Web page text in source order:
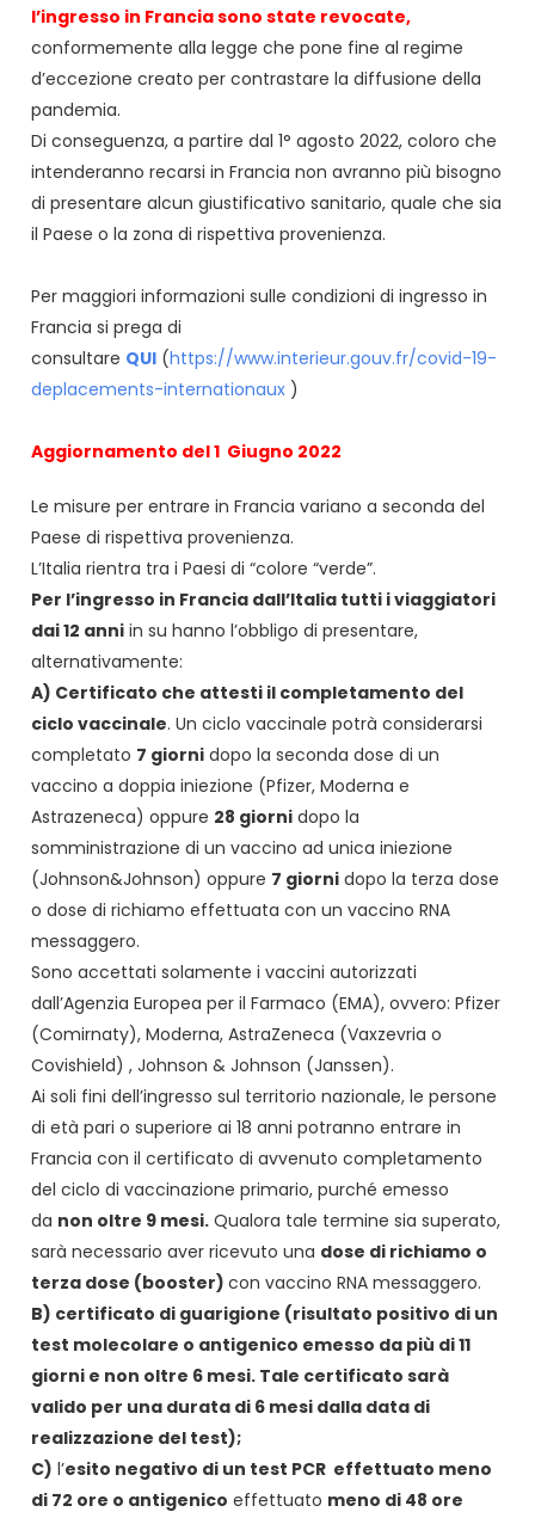
l’ingresso in Francia sono state revocate,
conformemente alla legge che pone fine al regime
d’eccezione creato per contrastare la diffusione della
pandemia.
Di conseguenza, a partire dal 1° agosto 2022, coloro che
intenderanno recarsi in Francia non avranno più bisogno
di presentare alcun giustificativo sanitario, quale che sia
il Paese o la zona di rispettiva provenienza.
Per maggiori informazioni sulle condizioni di ingresso in
Francia si prega di
consultare QUI (https://www.interieur.gouv.fr/covid-19-
deplacements-internationaux )
Aggiornamento del 1 Giugno 2022
Le misure per entrare in Francia variano a seconda del
Paese di rispettiva provenienza.
L’Italia rientra tra i Paesi di “colore “verde”.
Per l’ingresso in Francia dall’Italia tutti i viaggiatori
dai 12 anni in su hanno l’obbligo di presentare,
alternativamente:
A) Certificato che attesti il completamento del
ciclo vaccinale. Un ciclo vaccinale potrà considerarsi
completato 7 giorni dopo la seconda dose di un
vaccino a doppia iniezione (Pfizer, Moderna e
Astrazeneca) oppure 28 giorni dopo la
somministrazione di un vaccino ad unica iniezione
(Johnson&Johnson) oppure 7 giorni dopo la terza dose
o dose di richiamo effettuata con un vaccino RNA
messaggero.
Sono accettati solamente i vaccini autorizzati
dall’Agenzia Europea per il Farmaco (EMA), ovvero: Pfizer
(Comirnaty), Moderna, AstraZeneca (Vaxzevria o
Covishield) , Johnson & Johnson (Janssen).
Ai soli fini dell’ingresso sul territorio nazionale, le persone
di età pari o superiore ai 18 anni potranno entrare in
Francia con il certificato di avvenuto completamento
del ciclo di vaccinazione primario, purché emesso
da non oltre 9 mesi. Qualora tale termine sia superato,
sarà necessario aver ricevuto una dose di richiamo o
terza dose (booster) con vaccino RNA messaggero.
B) certificato di guarigione (risultato positivo di un
test molecolare o antigenico emesso da più di 11
giorni e non oltre 6 mesi. Tale certificato sarà
valido per una durata di 6 mesi dalla data di
realizzazione del test);
C) l’esito negativo di un test PCR effettuato meno
di 72 ore o antigenico effettuato meno di 48 ore